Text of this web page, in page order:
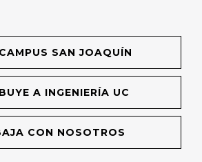
SAN JOAQUÍN
A INGENIERÍA UC
CON NOSOTROS